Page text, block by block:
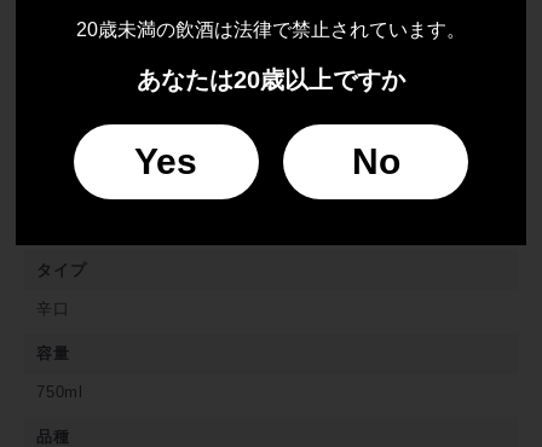
20歳未満の飲酒は法律で禁止されています。
あなたは20歳以上ですか
Yes No
タイプ
辛口
容量
750ml
品種